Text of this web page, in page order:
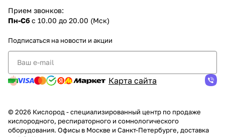
Прием звонков:
Пн-Сб с 10.00 до 20.00 (Мск)
Подписаться на новости и акции
Карта сайта
© 2026 Кислород - специализированный центр по продаже
кислородного, респираторного и сомнологического
оборудования. Офисы в Москве и Санкт-Петербурге, доставка